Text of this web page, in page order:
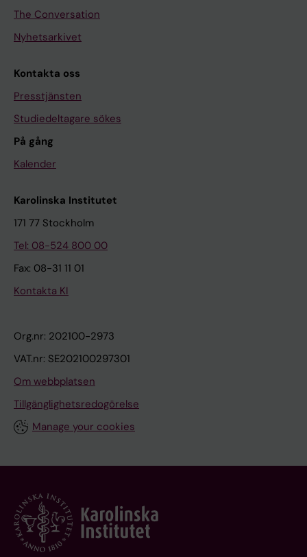
The Conversation
Nyhetsarkivet
Kontakta oss
Presstjänsten
Studiedeltagare sökes
På gång
Kalender
Karolinska Institutet
171 77 Stockholm
Tel: 08-524 800 00
Fax: 08-31 11 01
Kontakta KI
Org.nr: 202100-2973
VAT.nr: SE202100297301
Om webbplatsen
Tillgänglighetsredogörelse
Manage your cookies